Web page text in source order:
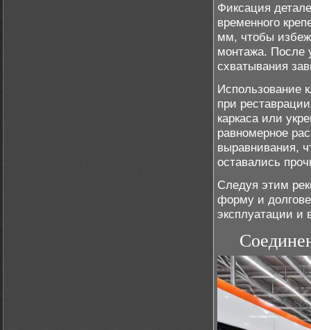
Фиксация
временного
мм, чтобы
монтажа. После
схватывания
Использование
при
каркаса или
равномерное
выравнивания,
оставались
Следуя этим
форму и
эксплуатации и